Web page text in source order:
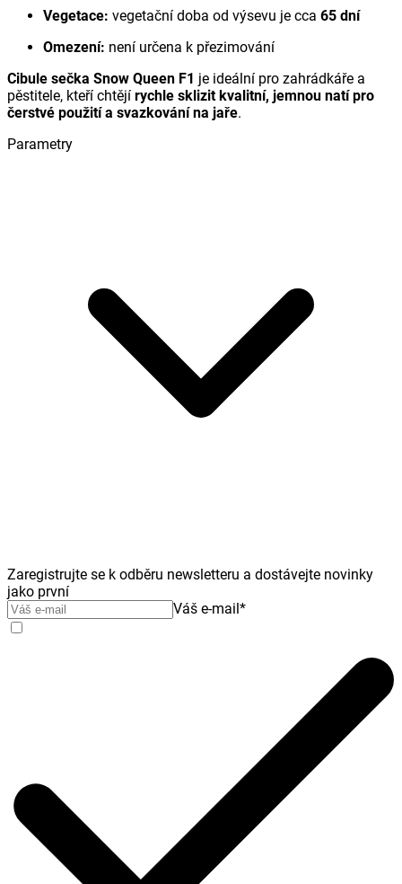
Vegetace: vegetační doba od výsevu je cca 65 dní
Omezení: není určena k přezimování
Cibule sečka Snow Queen F1 je ideální pro zahrádkáře a
pěstitele, kteří chtějí rychle sklizit kvalitní, jemnou natí pro
čerstvé použití a svazkování na jaře.
Parametry
Zaregistrujte se k odběru newsletteru a dostávejte novinky
jako první
Váš e-mail*